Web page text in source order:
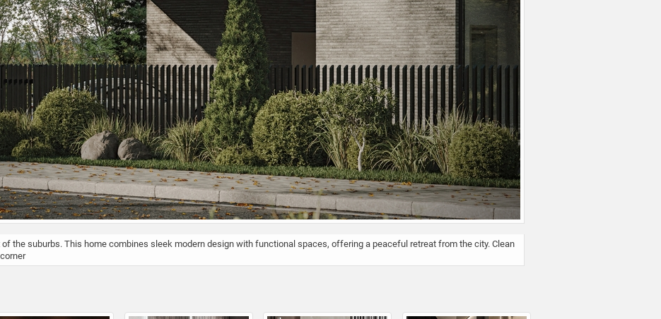
the suburbs. This home combines sleek modern design with functional spaces, offering a peaceful retreat from the city. Clean